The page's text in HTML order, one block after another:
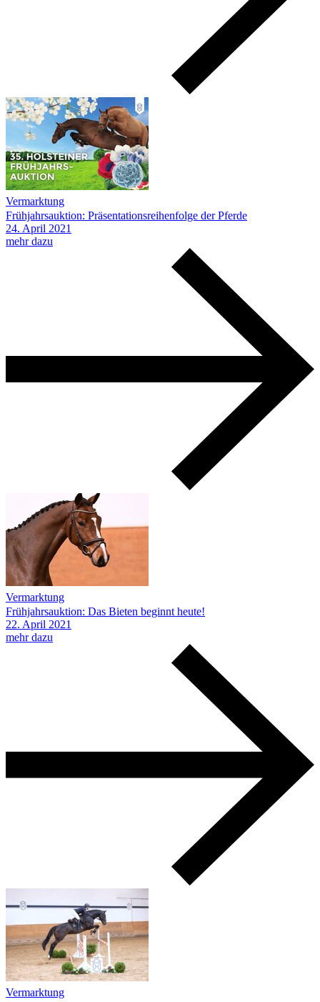
Vermarktung
Frühjahrsauktion: Präsentationsreihenfolge der Pferde
24. April 2021
mehr dazu
Vermarktung
Frühjahrsauktion: Das Bieten beginnt heute!
22. April 2021
mehr dazu
Vermarktung